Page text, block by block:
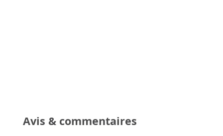
Avis & commentaires